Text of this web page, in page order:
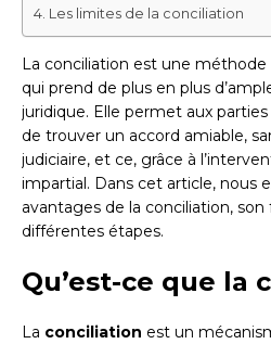
Les limites de la conciliation
La conciliation est une
qui prend de plus en plus
juridique. Elle permet aux
de trouver un accord amiable,
judiciaire, et ce, grâce à
impartial. Dans cet article, nous
avantages de la conciliation,
différentes étapes.
Qu’est-ce que la
La conciliation est un